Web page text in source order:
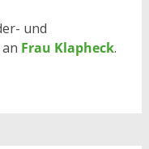
und
Frau Klapheck.